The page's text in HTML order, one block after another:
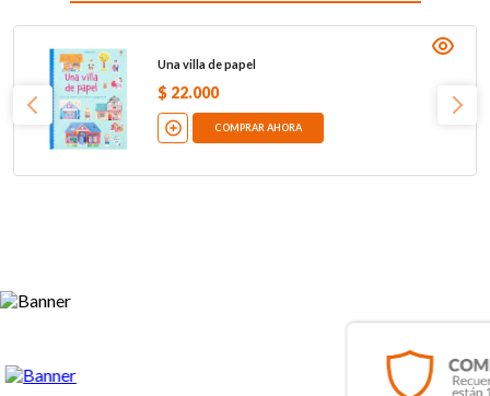
Una villa de papel
$ 22.000
COMPRAR AHORA